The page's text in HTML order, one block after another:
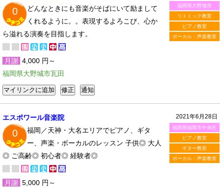
福岡県大野城市
リトミック教室
ピアノ教室
ボーカル・声楽教室
0
どんなときにも音楽がそばにいて励まして
くれるように。。表現するよろこび、心か
ら溢れる演奏を目指します。
月謝 4,000 円～
福岡県大野城市瓦田
2021年6月28日
福岡県福岡市中央区
ピアノ教室
ギター教室
ボーカル・声楽教室
エスポワール音楽院
0
福岡／天神・大名エリアでピアノ、ギタ
ー、声楽・ボーカルのレッスン 子供◎ 大人
◎ ご高齢◎ 初心者◎ 経験者◎
月謝 5,000 円～